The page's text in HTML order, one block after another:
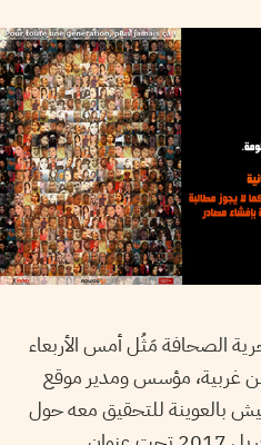
الصحافة مَثُل أمس الأربعاء
سامي بن غربية، مؤسس ومدير موقع
بالعوينة للتحقيق معه حول